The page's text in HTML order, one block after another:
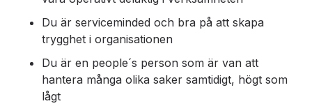
Du är serviceminded och bra på att skapa
trygghet i organisationen
Du är en people´s person som är van att
hantera många olika saker samtidigt, högt som
lågt